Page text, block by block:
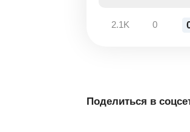
2.1K 0
Поделиться в